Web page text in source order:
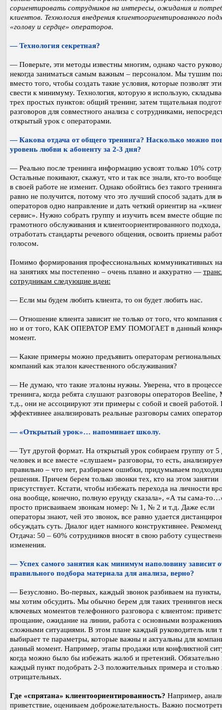
сориентировать сотрудников на интересы, ожидания и
клиентов. Технология внедрения клиентоориентированного
«голову и сердце» операторов.
— Технология секретная?
— Поверьте, эти методы известны многим, однако часто
некогда заниматься самым важным – персоналом. Мы тушим
вместо того, чтобы создать такие условия, которые позволят
свести к минимуму. Технология, которую я использую,
трех простых пунктов: общий тренинг, затем тщательная
разговоров для совместного анализа с сотрудниками,
открытый урок с операторами.
— Какова отдача от общего тренинга? Насколько можно
уровень любви к абоненту за 2-3 дня?
— Реально после тренинга информацию усвоят только 10%
Остальные покивают, скажут, что и так все знали, кто-то
в своей работе не изменит. Однако обойтись без такого
равно не получится, потому что это лучший способ задать для
операторов одно направление и дать четкий ориентир на
сервис». Нужно собрать группу и изучить всем вместе общие
грамотного обслуживания и клиентоориентированного подхода,
отработать стандарты речевого общения, освоить приемы
голосом.
Помимо формирования профессиональных коммуникативных
на занятиях мы постепенно – очень плавно и аккуратно —
сотрудникам следующие идеи:
— Если мы будем любить клиента, то он будет любить нас.
— Отношение клиента зависит не только от того, что компания
но и от того, КАК ОПЕРАТОР ЕМУ ПОМОГАЕТ в данный
момент.
— Какие примеры можно предъявить операторам региональных
компаний как эталон качественного обслуживания?
— Не думаю, что такие эталоны нужны. Уверена, что в
тренинга, когда ребята слушают разговоры операторов Beeline,
т.д., они не ассоциируют эти примеры с собой и своей работой.
эффективнее анализировать реальные разговоры самих
— «Открытый урок»… напоминает школу.
— Тут другой формат. На открытый урок собираем группу от 5
человек и все вместе «слушаем» разговоры, то есть,
правильно – что нет, разбираем ошибки, придумываем
решения. Причем берем только звонки тех, кто на этом занятии
присутствует. Кстати, чтобы избежать перехода на личности
она вообще, конечно, полную ерунду сказала», «А ты сама-
просто присваиваем звонкам номер: № 1, № 2 и т.д. Даже если
операторы знают, чей это звонок, все равно удается
обсуждать суть. Диалог идет намного конструктивнее.
Отдача: 50 – 60% сотрудников вносят в свою работу
изменения.
— Успех самого занятия как минимум наполовину зависит
правильного подбора материала для анализа, верно?
— Безусловно. Во-первых, каждый звонок разбиваем на
мы хотим обсудить. Мы обычно берем для таких тренингов
ключевых моментов телефонного разговора с клиентом:
прощание, ожидание на линии, работа с основными
сложными ситуациями. В этом плане каждый руководитель или
выбирает те параметры, которые важны и актуальны для
данный момент. Например, этапы продажи или конфликтной
когда можно было бы избежать жалоб и претензий. Обязательно
каждый пункт подобрать 2-3 положительных примера и столько
отрицательных.
Где «спрятана» клиентоориентированность? Например,
приветствие, оцениваем доброжелательность. Важно